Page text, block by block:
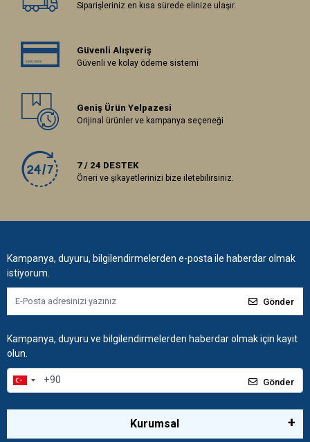
Siparişleriniz en kısa sürede elinize ulaşır.
Güvenli Alışveriş
Güvenli ve kolay ödeme sistemi
Geniş Ürün Yelpazesi
Orijinal ürünler ve kampanya seçeneği
7 / 24 DESTEK
Öneri ve şikayetlerinizi bize iletebilirsiniz.
Kampanya, duyuru, bilgilendirmelerden e-posta ile haberdar olmak
istiyorum.
Gönder
Kampanya, duyuru ve bilgilendirmelerden haberdar olmak için kayıt
olun.
Gönder
Kurumsal